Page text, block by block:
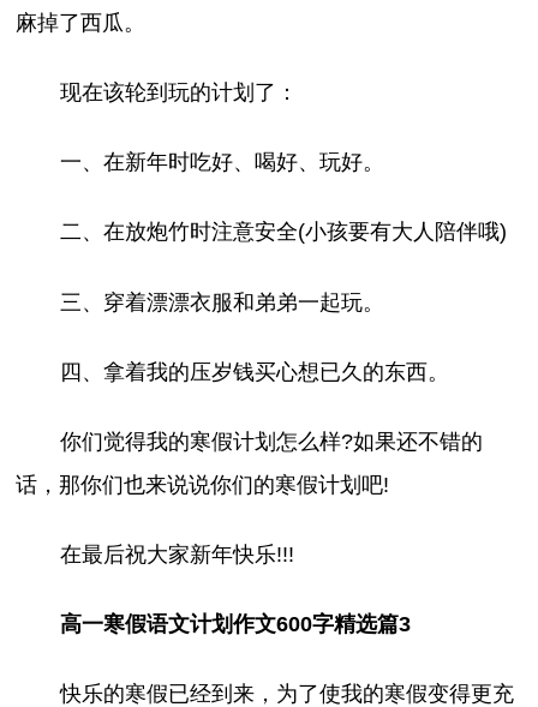
麻掉了西瓜。
现在该轮到玩的计划了：
一、在新年时吃好、喝好、玩好。
二、在放炮竹时注意安全(小孩要有大人陪伴哦)
三、穿着漂漂衣服和弟弟一起玩。
四、拿着我的压岁钱买心想已久的东西。
你们觉得我的寒假计划怎么样?如果还不错的
话，那你们也来说说你们的寒假计划吧!
在最后祝大家新年快乐!!!
高一寒假语文计划作文600字精选篇3
快乐的寒假已经到来，为了使我的寒假变得更充